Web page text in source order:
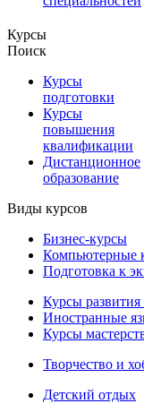
Курсы
Поиск
Курсы
подготовки
Курсы
повышения
квалификации
Дистанционное
образование
Виды курсов
Бизнес-курсы
Компьютерные
Подготовка к
Курсы развития
Иностранные
Курсы
Творчество и
Детский отдых